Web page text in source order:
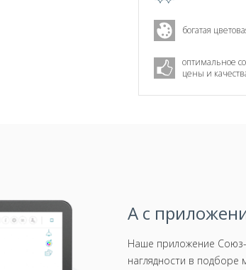
богатая
оптимальное
цены и
А с
Наше приложение
наглядности в